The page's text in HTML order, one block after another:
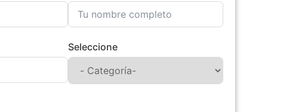
Seleccione